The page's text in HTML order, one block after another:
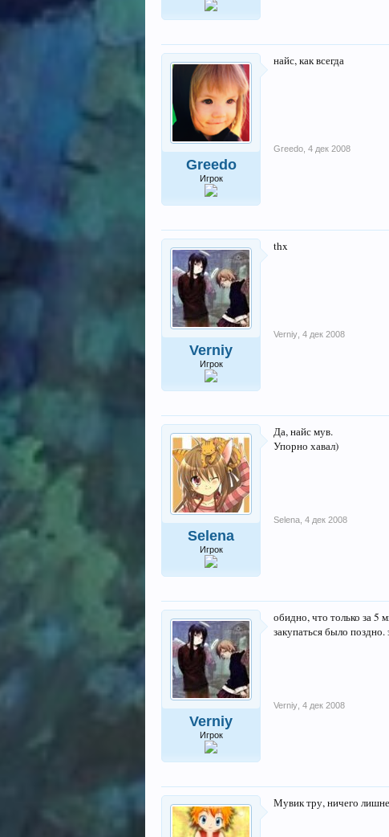
Greedo
Игрок
найс, как всегда
Greedo 4 дек 2008
Verniy
Игрок
thx
Verniy 4 дек 2008
Selena
Игрок
Да, найс мув.
Упорно хавал)
Selena 4 дек 2008
Verniy
Игрок
обидно, что только за 5
закупаться было поздно.
Verniy 4 дек 2008
Мувик тру, ничего